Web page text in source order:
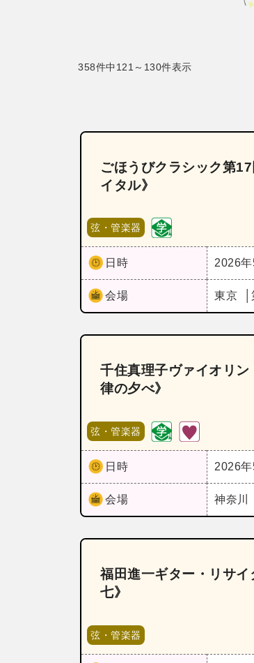
358件中121～130件表示
ごほうびクラシック第
イタル》
弦・管楽器
日時 2026年
会場 東京
千住真理子ヴァイオリ
律の夕べ》
弦・管楽器
日時 2026年
会場 神奈川
福田進一ギター・リサ
七》
弦・管楽器